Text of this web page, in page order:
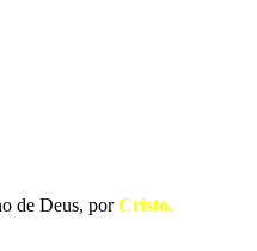
de Deus, porCristo.